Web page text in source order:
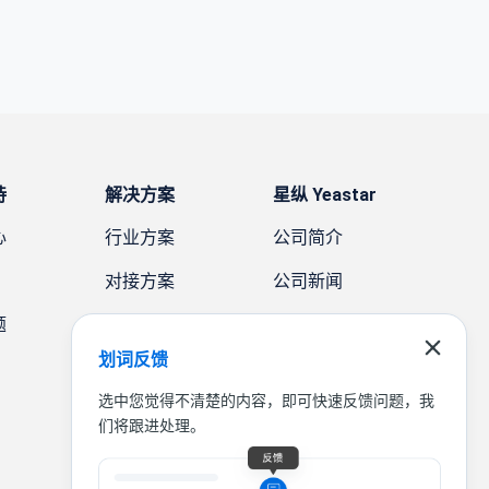
划词反馈
选中您觉得不清楚的内容，即可快速反馈问题，我
们将跟进处理。
解决方案
行业方案
对接方案
星纵 Yeastar
公司简介
公司新闻